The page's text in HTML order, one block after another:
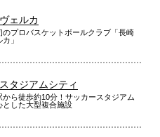
ェルカ
のプロバスケットボールクラブ「長崎
」
タジアムシティ
から徒歩約10分！サッカースタジアム
とした大型複合施設